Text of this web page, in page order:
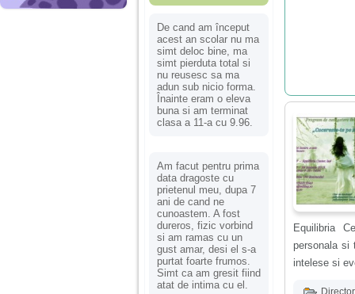
De cand am început
acest an scolar nu ma
simt deloc bine, ma
simt pierduta total si
nu reusesc sa ma
adun sub nicio forma.
Înainte eram o eleva
buna si am terminat
clasa a 11-a cu 9.96.
Am facut pentru prima
data dragoste cu
prietenul meu, dupa 7
ani de cand ne
cunoastem. A fost
dureros, fizic vorbind
si am ramas cu un
gust amar, desi el s-a
purtat foarte frumos.
Simt ca am gresit fiind
atat de intima cu el.
Equilibria
personala si
intelese si